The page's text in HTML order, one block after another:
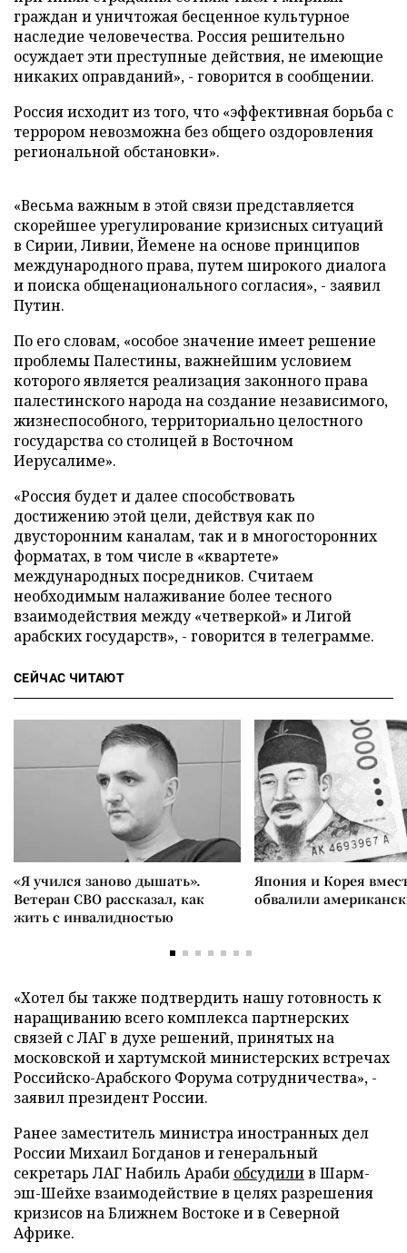
граждан и уничтожая бесценное культурное
наследие человечества. Россия решительно
осуждает эти преступные действия, не имеющие
никаких оправданий», - говорится в сообщении.
Россия исходит из того, что «эффективная борьба с
террором невозможна без общего оздоровления
региональной обстановки».
«Весьма важным в этой связи представляется
скорейшее урегулирование кризисных ситуаций
в Сирии, Ливии, Йемене на основе принципов
международного права, путем широкого диалога
и поиска общенационального согласия», - заявил
Путин.
По его словам, «особое значение имеет решение
проблемы Палестины, важнейшим условием
которого является реализация законного права
палестинского народа на создание независимого,
жизнеспособного, территориально целостного
государства со столицей в Восточном
Иерусалиме».
«Россия будет и далее способствовать
достижению этой цели, действуя как по
двусторонним каналам, так и в многосторонних
форматах, в том числе в «квартете»
международных посредников. Считаем
необходимым налаживание более тесного
взаимодействия между «четверкой» и Лигой
арабских государств», - говорится в телеграмме.
СЕЙЧАС ЧИТАЮТ
«Я учился заново дышать».
Ветеран СВО рассказал, как
жить с инвалидностью
Япония и Корея
обвалили
«Хотел бы также подтвердить нашу готовность к
наращиванию всего комплекса партнерских
связей с ЛАГ в духе решений, принятых на
московской и хартумской министерских встречах
Российско-Арабского Форума сотрудничества», -
заявил президент России.
Ранее заместитель министра иностранных дел
России Михаил Богданов и генеральный
секретарь ЛАГ Набиль Араби обсудилив Шарм-
эш-Шейхе взаимодействие в целях разрешения
кризисов на Ближнем Востоке и в Северной
Африке.